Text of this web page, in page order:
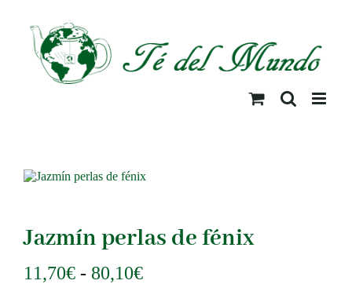
contenido
Jazmín perlas de fénix
11,70€ - 80,10€Rango